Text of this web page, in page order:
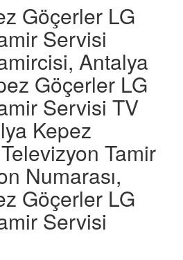
Göçerler LG
Servisi
Antalya
Göçerler LG
Servisi TV
Kepez
Tamir
Numarası,
Göçerler LG
Servisi